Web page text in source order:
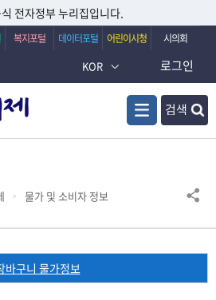
전자정부 누리집입니다.
복지포털 데이터포털 어린이시청
시의회
KOR
검색
로그인
물가 및 소비자 정보
바구니 물가정보